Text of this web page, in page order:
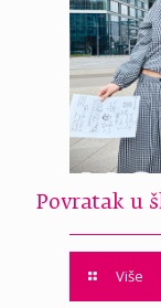
Povratak u
Više